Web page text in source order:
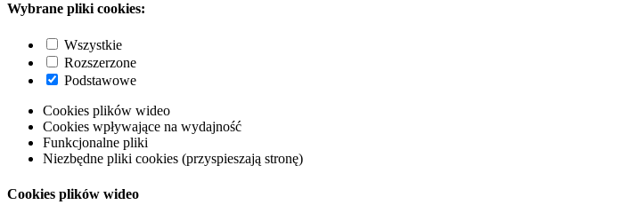
Wybrane pliki cookies:
Wszystkie
Rozszerzone
Podstawowe
Cookies plików wideo
Cookies wpływające na wydajność
Funkcjonalne pliki
Niezbędne pliki cookies (przyspieszają stronę)
Cookies plików wideo